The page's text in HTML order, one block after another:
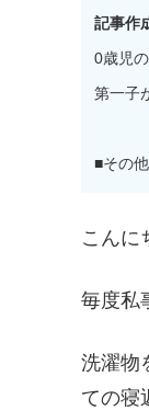
記事作
0歳児
第一子
■その
こんに
毎度私
洗濯物
ての寝